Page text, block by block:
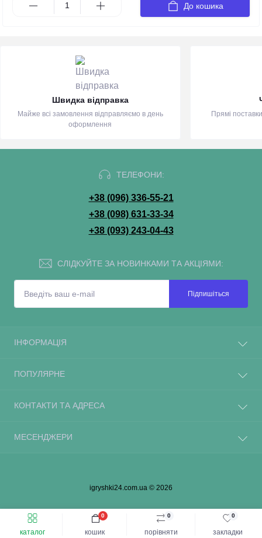
каталог порівняти
0
закладки
0
кошик
0
До кошика
Швидка відправка
Майже всі замовлення відправляємо в день
оформлення
Прямі
ТЕЛЕФОНИ:
+38 (096) 336-55-21
+38 (098) 631-33-34
+38 (093) 243-04-43
СЛІДКУЙТЕ ЗА НОВИНКАМИ ТА АКЦІЯМИ:
Підпишіться
ІНФОРМАЦІЯ
ПОПУЛЯРНЕ
КОНТАКТИ ТА АДРЕСА
МЕСЕНДЖЕРИ
igryshki24.com.ua © 2026